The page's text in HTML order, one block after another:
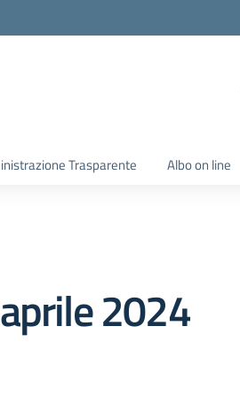
Trasparente Albo on line
2024